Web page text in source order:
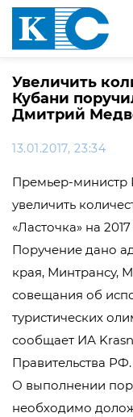
Увеличить
Кубани
Дмитрий
13.01.2017, 23:34
Премьер-
увеличить
«Ласточка» на
Поручение дано
края, Минтрансу,
совещания об
туристических
сообщает ИА
Правительства РФ.
О выполнении
необходимо